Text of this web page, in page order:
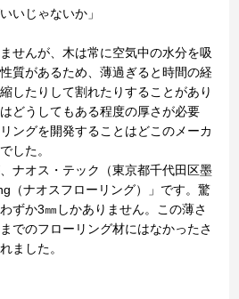
いじゃないか」
せんが、木は常に空気中の水分を吸
質があるため、薄過ぎると時間の経
したりして割れたりすることがあり
どうしてもある程度の厚さが必要
ングを開発することはどこのメーカ
した。
ナオス・テック（東京都千代田区墨
（ナオスフローリング）」です。驚
ずか3㎜しかありません。この薄さ
でのフローリング材にはなかったさ
ました。